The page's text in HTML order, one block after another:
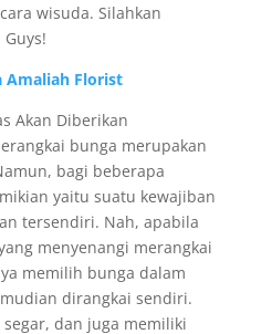
wisuda. Silahkan
Amaliah Florist
Akan Diberikan
bunga merupakan
bagi beberapa
yaitu suatu kewajiban
tersendiri. Nah, apabila
menyenangi merangkai
memilih bunga dalam
dirangkai sendiri.
dan juga memiliki